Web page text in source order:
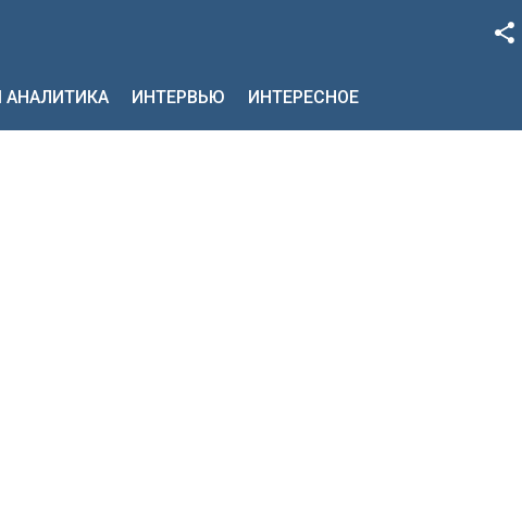
Google+
АНАЛИТИКА ИНТЕРВЬЮ ИНТЕРЕСНОЕ